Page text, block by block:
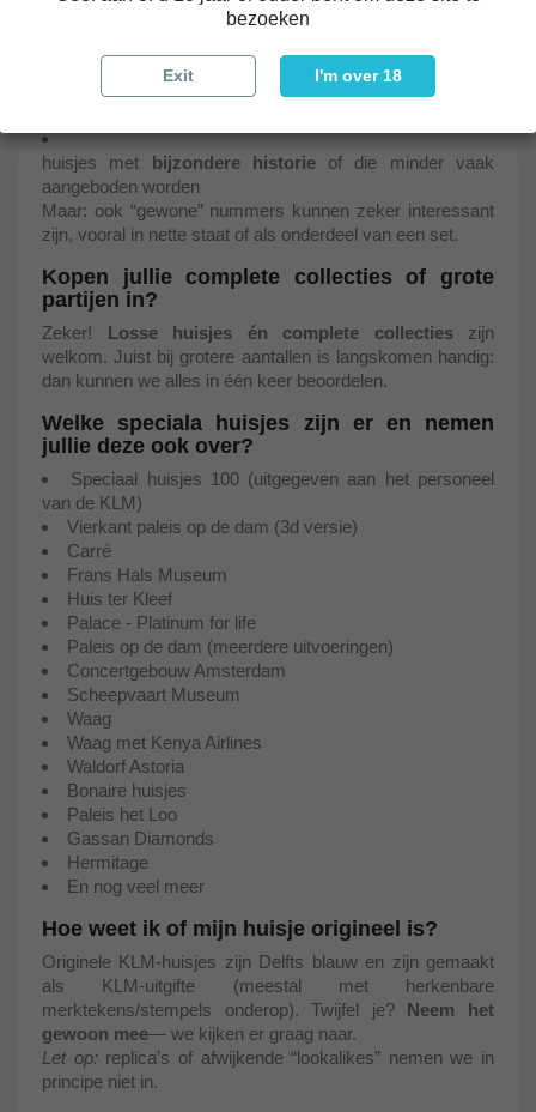
Huisjes die verzamelaars vaak zoeken zijn:
speciale uitgiftes of de nieuwere huisjes
huisjes met bijzondere historie of die minder vaak
aangeboden worden
Maar: ook “gewone” nummers kunnen zeker interessant
zijn, vooral in nette staat of als onderdeel van een set.
Kopen jullie complete collecties of grote
partijen in?
Zeker! Losse huisjes én complete collecties zijn
welkom. Juist bij grotere aantallen is langskomen handig:
dan kunnen we alles in één keer beoordelen.
Welke speciala huisjes zijn er en nemen
jullie deze ook over?
Speciaal huisjes 100 (uitgegeven aan het personeel
van de KLM)
Vierkant paleis op de dam (3d versie)
Carré
Frans Hals Museum
Huis ter Kleef
Palace - Platinum for life
Paleis op de dam (meerdere uitvoeringen)
Concertgebouw Amsterdam
Scheepvaart Museum
Waag
Waag met Kenya Airlines
Waldorf Astoria
Bonaire huisjes
Paleis het Loo
Gassan Diamonds
Hermitage
En nog veel meer
Hoe weet ik of mijn huisje origineel is?
Originele KLM-huisjes zijn Delfts blauw en zijn gemaakt
als KLM-uitgifte (meestal met herkenbare
merktekens/stempels onderop). Twijfel je? Neem het
gewoon mee— we kijken er graag naar.
Let op: replica’s of afwijkende “lookalikes” nemen we in
principe niet in.
bezoeken
Exit I'm over 18